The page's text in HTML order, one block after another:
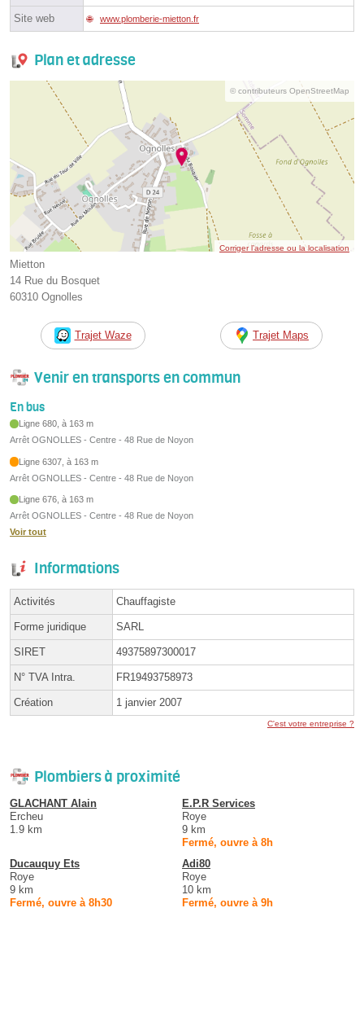
Site web www.plomberie-mietton.fr
Plan et adresse
© contributeurs OpenStreetMap
Corriger l’adresse ou la localisation
Mietton
14 Rue du Bosquet
60310 Ognolles
Trajet Waze Trajet Maps
Venir en transports en commun
En bus
Ligne 680, à 163 m
Arrêt OGNOLLES - Centre - 48 Rue de Noyon
Ligne 6307, à 163 m
Arrêt OGNOLLES - Centre - 48 Rue de Noyon
Ligne 676, à 163 m
Arrêt OGNOLLES - Centre - 48 Rue de Noyon
Voir tout
Informations
Activités Chauffagiste
Forme juridique SARL
SIRET 49375897300017
N° TVA Intra. FR19493758973
Création 1 janvier 2007
C'est votre entreprise ?
Plombiers à proximité
GLACHANT Alain
Ercheu
1.9 km
E.P.R Services
Roye
9 km
Fermé, ouvre à 8h
Ducauquy Ets
Roye
9 km
Fermé, ouvre à 8h30
Adi80
Roye
10 km
Fermé, ouvre à 9h